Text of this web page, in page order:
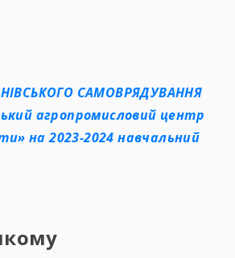
САМОВРЯДУВАННЯ
агропромисловий центр
на 2023-2024 навчальний